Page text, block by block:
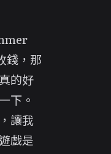
錢，那
的好
下。
讓我
戲是